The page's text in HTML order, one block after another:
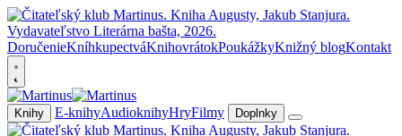
DoručenieKníhkupectváKnihovrátokPoukážkyKnižný blogKontakt
Knihy E-knihyAudioknihyHryFilmy Doplnky